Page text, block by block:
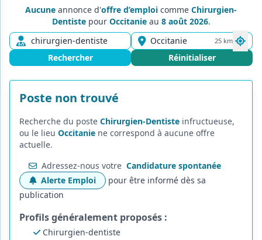
Aucune annonce d'offre d’emploi comme Chirurgien-
Dentiste pour Occitanie au 8 août 2026.
25 km
Rechercher Réinitialiser
Poste non trouvé
Recherche du poste Chirurgien-Dentiste infructueuse,
ou le lieu Occitanie ne correspond à aucune offre
actuelle.
Adressez-nous votre Candidature spontanée
Alerte Emploi
pour être informé dès sa
publication
Profils généralement proposés :
Chirurgien-dentiste